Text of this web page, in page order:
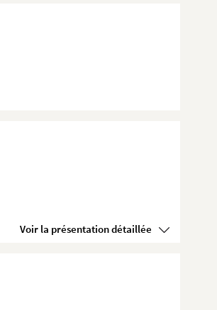
Voir la présentation détaillée